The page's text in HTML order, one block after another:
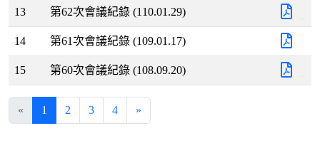
13 第62次會議紀錄 (110.01.29)
14 第61次會議紀錄 (109.01.17)
15 第60次會議紀錄 (108.09.20)
« 1 2 3 4 »